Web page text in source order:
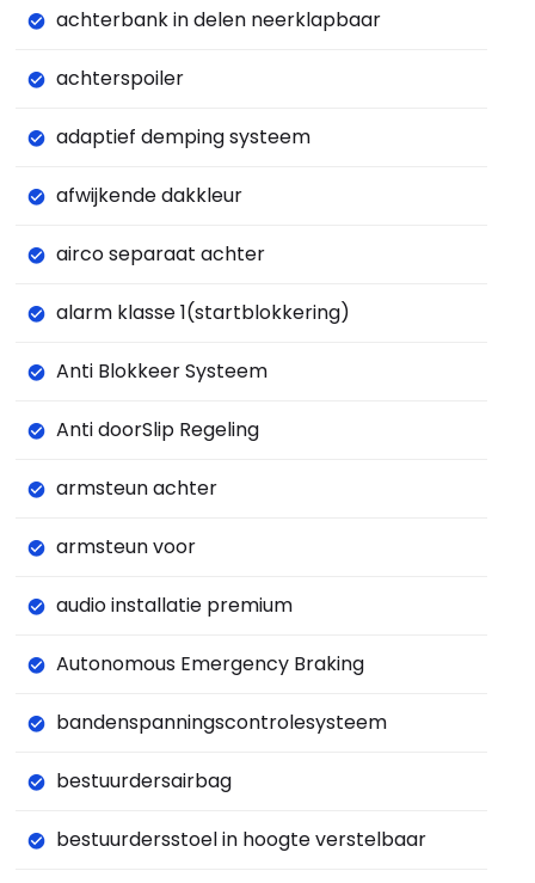
achterbank in delen neerklapbaar
achterspoiler
adaptief demping systeem
afwijkende dakkleur
airco separaat achter
alarm klasse 1(startblokkering)
Anti Blokkeer Systeem
Anti doorSlip Regeling
armsteun achter
armsteun voor
audio installatie premium
Autonomous Emergency Braking
bandenspanningscontrolesysteem
bestuurdersairbag
bestuurdersstoel in hoogte verstelbaar